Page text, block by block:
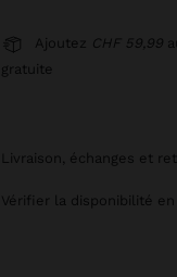
Ajoutez CHF 59,99
gratuite
livraison, échanges et
vérifier la disponibilité en